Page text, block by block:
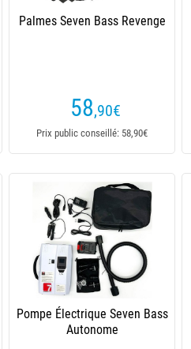
Palmes Seven Bass Revenge
58,90€
Prix public conseillé: 58,90€
Pompe Électrique Seven Bass
Autonome